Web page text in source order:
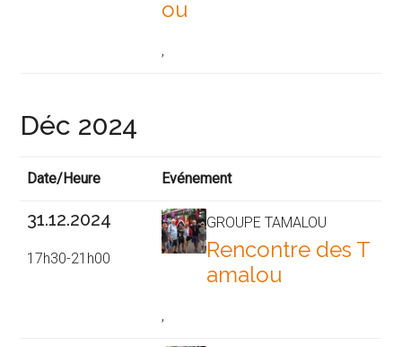
ou
,
Déc 2024
Date/Heure Evénement
31.12.2024
17h30-21h00
GROUPE TAMALOU
Rencontre des T
amalou
,